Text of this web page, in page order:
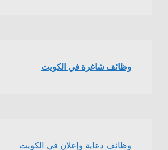
وظائف شاغرة في الكويت
وظائف دعاية وإعلان في الكويت